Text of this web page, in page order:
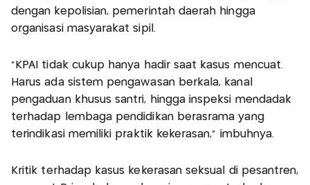
dengan kepolisian, pemerintah daerah hingga
organisasi masyarakat sipil.
“KPAI tidak cukup hanya hadir saat kasus mencuat.
Harus ada sistem pengawasan berkala, kanal
pengaduan khusus santri, hingga inspeksi mendadak
terhadap lembaga pendidikan berasrama yang
terindikasi memiliki praktik kekerasan,” imbuhnya.
Kritik terhadap kasus kekerasan seksual di pesantren,